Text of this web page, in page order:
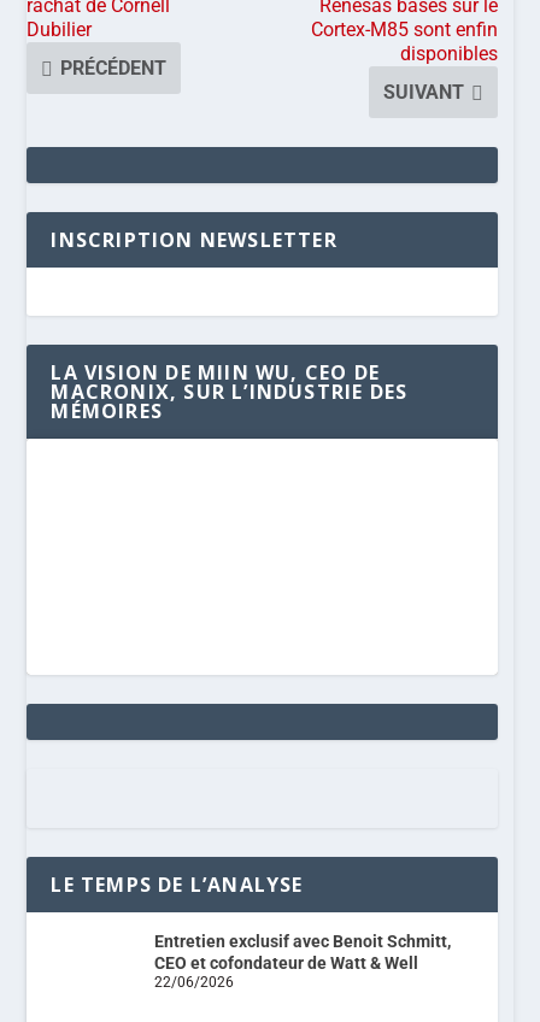
rachat de Cornell
Dubilier
PRÉCÉDENT
Renesas basés sur le
Cortex-M85 sont enfin
disponibles
SUIVANT
INSCRIPTION NEWSLETTER
LA VISION DE MIIN WU, CEO DE
MACRONIX, SUR L’INDUSTRIE DES
MÉMOIRES
LE TEMPS DE L’ANALYSE
Entretien exclusif avec Benoit Schmitt,
CEO et cofondateur de Watt & Well
22/06/2026